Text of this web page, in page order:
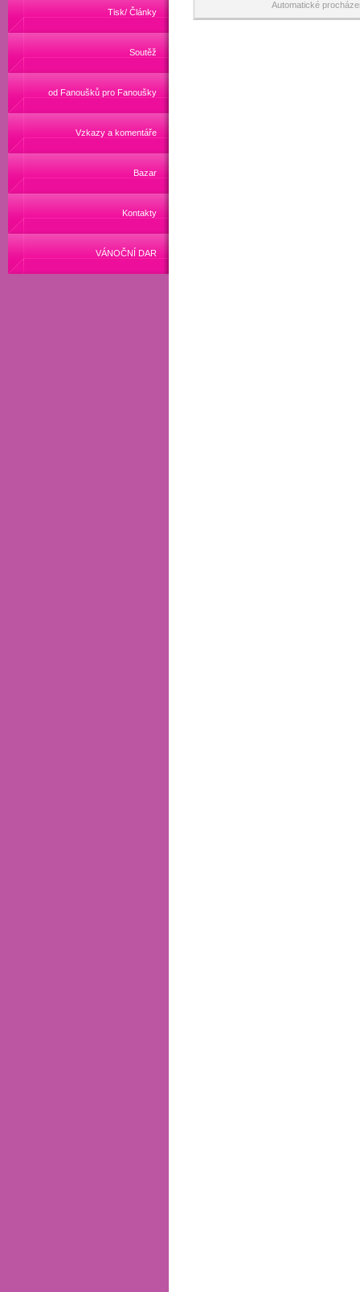
Tisk/ Články
Soutěž
od Fanoušků pro Fanoušky
Vzkazy a komentáře
Bazar
Kontakty
VÁNOČNÍ DAR
Automatické